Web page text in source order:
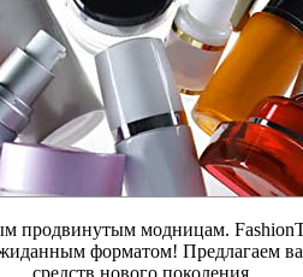
продвинутым модницам.
форматом!
средств нового поколения.